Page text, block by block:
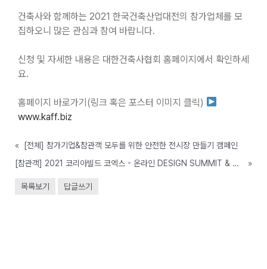
건축사와 함께하는 2021 한국건축산업대전의 참가업체를 모
집하오니 많은 관심과 참여 바랍니다.
신청 및 자세한 내용은 대한건축사협회 홈페이지에서 확인하세
요.
홈페이지 바로가기(링크 혹은 포스터 이미지 클릭)
www.kaff.biz
«
[전체] 참가기업&참관객 모두를 위한 안전한 전시장 만들기 캠페인
[참관객] 2021 코리아빌드 코엑스 - 온라인 DESIGN SUMMIT & HOTEL SUMMIT 참가 안내
»
목록보기 답글쓰기